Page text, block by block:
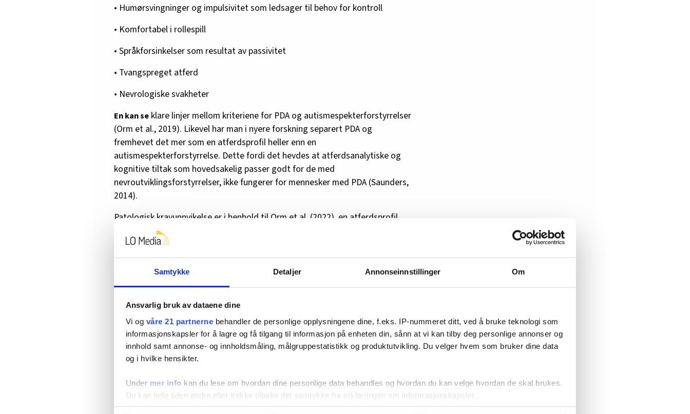
Samtykke Detaljer Annonseinnstillinger Om
Ansvarlig bruk av dataene dine
Vi og våre 21 partnerne behandler de personlige opplysningene dine, f.eks. IP-nummeret ditt, ved å bruke teknologi som
informasjonskapsler for å lagre og få tilgang til informasjon på enheten din, sånn at vi kan tilby deg personlige annonser og
innhold samt annonse- og innholdsmåling, målgruppestatistikk og produktutvikling. Du velger hvem som bruker dine data
og i hvilke hensikter.
Under mer info kan du lese om hvordan dine personlige data behandles og hvordan du kan velge hvordan de skal brukes.
Du kan hele tiden endre eller trekke tilbake ditt samtykke fra erklæringen om informasjonskapsler.
• Humørsvingninger og impulsivitet som ledsager til behov for kontroll
• Komfortabel i rollespill
• Språkforsinkelser som resultat av passivitet
• Tvangspreget atferd
• Nevrologiske svakheter
En kan se klare linjer mellom kriteriene for PDA og autismespekterforstyrrelser
(Orm et al., 2019). Likevel har man i nyere forskning separert PDA og
fremhevet det mer som en atferdsprofil heller enn en
autismespekterforstyrrelse. Dette fordi det hevdes at atferdsanalytiske og
kognitive tiltak som hovedsakelig passer godt for de med
nevroutviklingsforstyrrelser, ikke fungerer for mennesker med PDA (Saunders,
2014).
Patologisk kravunnvikelse er i henhold til Orm et al. (2022), en atferdsprofil
hos barn, unge og voksne med nevroutviklingsforstyrrelser. Orm et al. (2022)
skriver at PDA ofte følger med ekstrem kravunnvikelse, hvor en bruker sosial
manipulasjon for å unngå krav. Videre påpeker Orm et al. (2022) at dette er en
utfordring i skole- og undervisningssammenheng.
Jeg ønsker å trekke en linje fra PDA som en utfordring i skolesammenheng til
også å omfatte et problem i sosialfaglig arbeid.
Den forskningen jeghar lest om PDA, som fortsatt er begrenset, er i stor grad
rettet mot barn i skolealder. På samme tid nevnes det at PDA omfatter barn,
unge og voksne. Det er de to sistnevnte gruppene som er interessante for
meg. Som sosialarbeider har jeg jobbet i tiltaksarrangør, som norsklærer for
minoritetsspråklige og i Nav. Her har jeg møtt på mennesker som motsetter
seg krav i en slik grad at man ikke lenger kan se på det som uenigheter eller
liten grad av samarbeidsvilje.